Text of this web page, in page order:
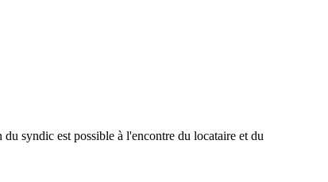
syndic est possible à l'encontre du locataire et du